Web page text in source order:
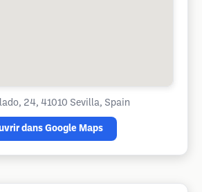
24, 41010 Sevilla, Spain
dans Google Maps